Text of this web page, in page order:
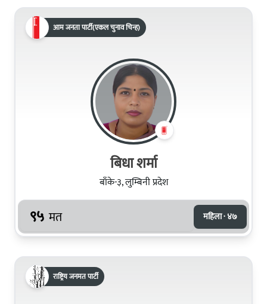
आम जनता पार्टी(एकल चुनाव चिन्ह)
बिधा शर्मा
बाँके-३, लुम्बिनी प्रदेश
९५ मत महिला · ४७
राष्ट्रिय जनमत पार्टी